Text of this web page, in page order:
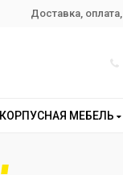
Доставка,
КОРПУСНАЯ МЕБЕЛЬ